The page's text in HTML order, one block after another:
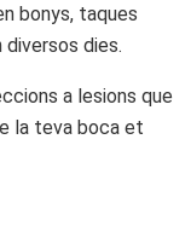
bonys, taques
dies.
a lesions que
la teva boca et